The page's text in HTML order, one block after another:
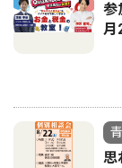
参
月
思